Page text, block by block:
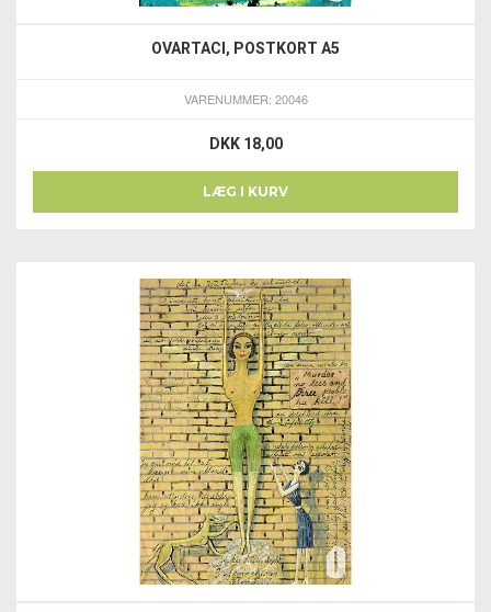
OVARTACI, POSTKORT A5
VARENUMMER: 20046
DKK 18,00
LÆG I KURV